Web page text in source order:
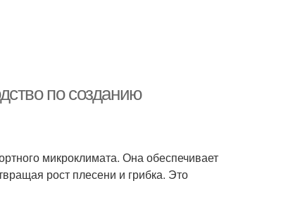
по созданию
микроклимата. Она обеспечивает
рост плесени и грибка. Это